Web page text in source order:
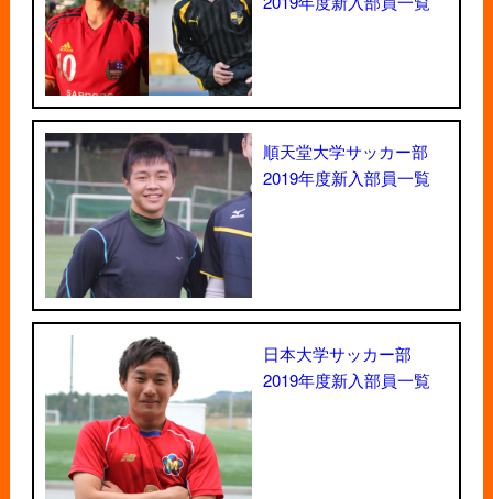
順天堂大学サッカー部
2019年度新入部員一覧
日本大学サッカー部
2019年度新入部員一覧